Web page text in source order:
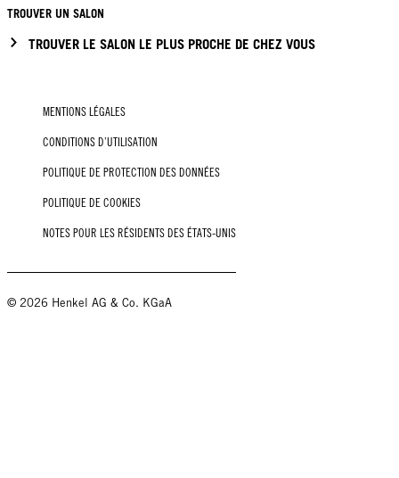
TROUVER UN SALON
TROUVER LE SALON LE PLUS PROCHE DE CHEZ VOUS
MENTIONS LÉGALES
CONDITIONS D’UTILISATION
POLITIQUE DE PROTECTION DES DONNÉES
POLITIQUE DE COOKIES
NOTES POUR LES RÉSIDENTS DES ÉTATS-UNIS
© 2026 Henkel AG & Co. KGaA